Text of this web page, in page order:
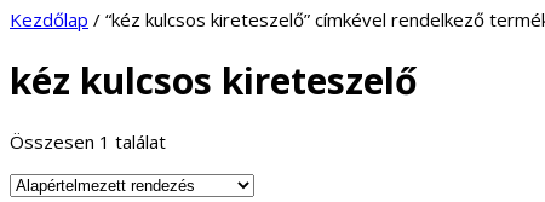
Kezdőlap / “kéz kulcsos kireteszelő” címkével rendelkező
kéz kulcsos kireteszelő
Összesen 1 találat